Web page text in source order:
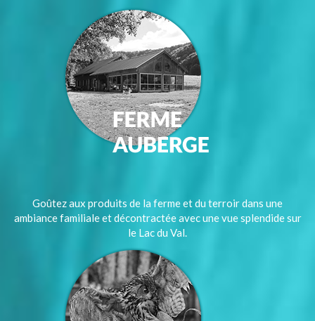
Goûtez aux produits de la ferme et du terroir dans une
ambiance familiale et décontractée avec une vue splendide sur
le Lac du Val.